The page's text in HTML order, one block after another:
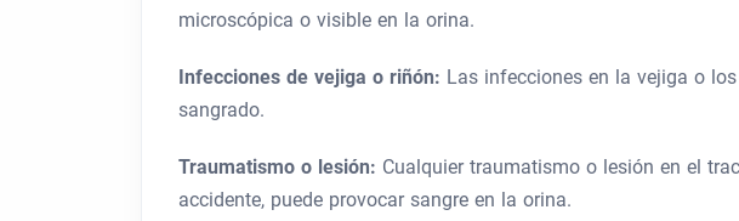
microscópica o visible en la orina.
Infecciones de vejiga o riñón: Las infecciones en la vejiga o
sangrado.
Traumatismo o lesión: Cualquier traumatismo o lesión en el
accidente, puede provocar sangre en la orina.